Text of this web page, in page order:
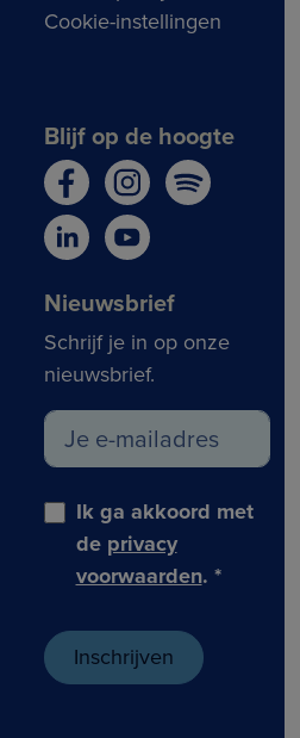
Cookie-instellingen
Blijf op de hoogte
Nieuwsbrief
Schrijf je in op onze
nieuwsbrief.
Ik ga akkoord met
de privacy
voorwaarden. *